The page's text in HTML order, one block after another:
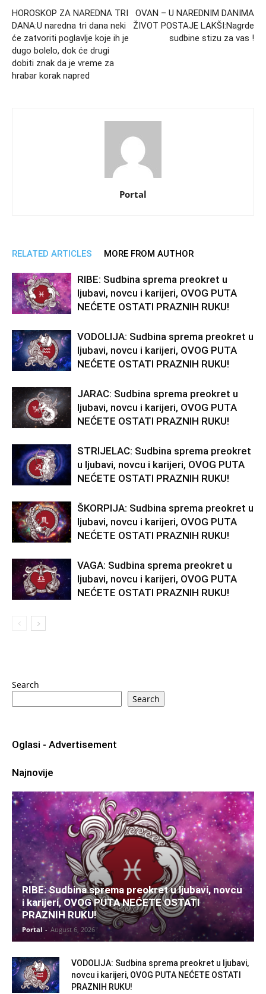
HOROSKOP ZA NAREDNA TRI
DANA:U naredna tri dana neki
će zatvoriti poglavlje koje ih je
dugo bolelo, dok će drugi
dobiti znak da je vreme za
hrabar korak napred
OVAN – U NAREDNIM DANIMA
ŽIVOT POSTAJE LAKŠI:Nagrde
sudbine stizu za vas !
Portal
RELATED ARTICLES MORE FROM AUTHOR
RIBE: Sudbina sprema preokret u
ljubavi, novcu i karijeri, OVOG PUTA
NEĆETE OSTATI PRAZNIH RUKU!
VODOLIJA: Sudbina sprema preokret u
ljubavi, novcu i karijeri, OVOG PUTA
NEĆETE OSTATI PRAZNIH RUKU!
JARAC: Sudbina sprema preokret u
ljubavi, novcu i karijeri, OVOG PUTA
NEĆETE OSTATI PRAZNIH RUKU!
STRIJELAC: Sudbina sprema preokret
u ljubavi, novcu i karijeri, OVOG PUTA
NEĆETE OSTATI PRAZNIH RUKU!
ŠKORPIJA: Sudbina sprema preokret u
ljubavi, novcu i karijeri, OVOG PUTA
NEĆETE OSTATI PRAZNIH RUKU!
VAGA: Sudbina sprema preokret u
ljubavi, novcu i karijeri, OVOG PUTA
NEĆETE OSTATI PRAZNIH RUKU!
Search
Search
Oglasi - Advertisement
Najnovije
RIBE: Sudbina sprema preokret u ljubavi, novcu
i karijeri, OVOG PUTA NEĆETE OSTATI
PRAZNIH RUKU!
Portal - August 6, 2026
VODOLIJA: Sudbina sprema preokret u ljubavi,
novcu i karijeri, OVOG PUTA NEĆETE OSTATI
PRAZNIH RUKU!